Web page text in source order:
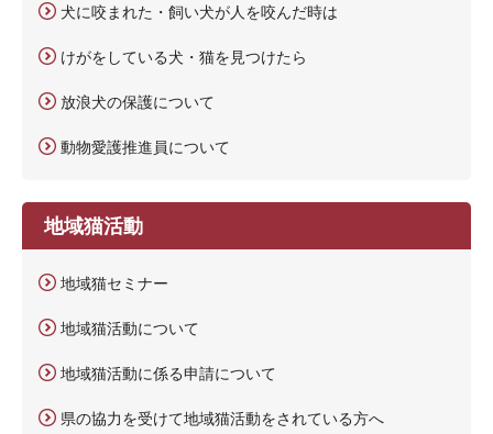
犬に咬まれた・飼い犬が人を咬んだ時は
けがをしている犬・猫を見つけたら
放浪犬の保護について
動物愛護推進員について
地域猫活動
地域猫セミナー
地域猫活動について
地域猫活動に係る申請について
県の協力を受けて地域猫活動をされている方へ